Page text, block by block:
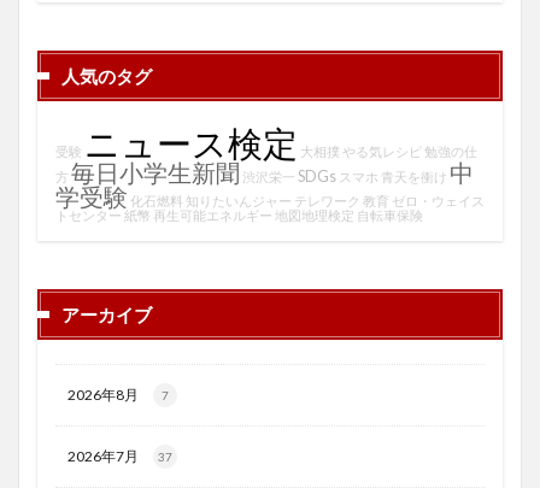
人気のタグ
受験 ニュース検定 大相撲 やる気レシピ 勉強の仕
方 毎日小学生新聞 渋沢栄一 SDGs スマホ 青天を衝け 中
学受験 化石燃料 知りたいんジャー テレワーク 教育 ゼロ・ウェイス
トセンター 紙幣 再生可能エネルギー 地図地理検定 自転車保険
アーカイブ
2026年8月 7
2026年7月 37